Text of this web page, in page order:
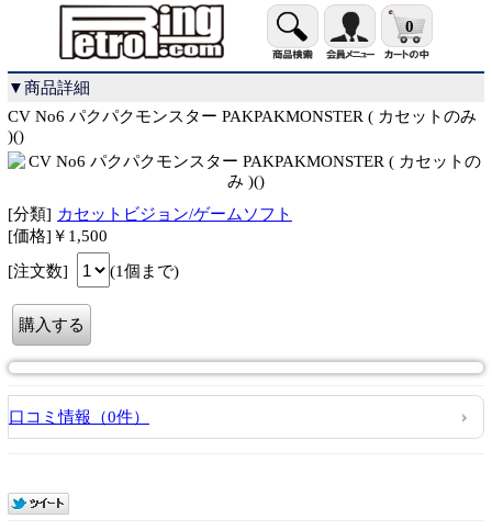
0
▼商品詳細
CV No6 パクパクモンスター PAKPAKMONSTER ( カセットのみ
)()
[分類] カセットビジョン/ゲームソフト
[価格]￥1,500
[注文数]
(1個まで)
口コミ情報（0件）